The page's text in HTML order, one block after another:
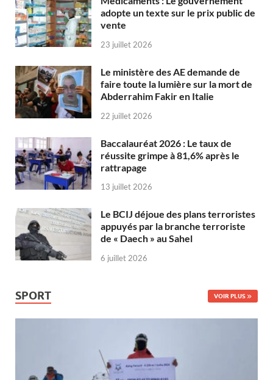
adopte un texte sur le prix public de
vente
23 juillet 2026
Le ministère des AE demande de
faire toute la lumière sur la mort de
Abderrahim Fakir en Italie
22 juillet 2026
Baccalauréat 2026 : Le taux de
réussite grimpe à 81,6% après le
rattrapage
13 juillet 2026
Le BCIJ déjoue des plans terroristes
appuyés par la branche terroriste
de « Daech » au Sahel
6 juillet 2026
SPORT VOIR PLUS